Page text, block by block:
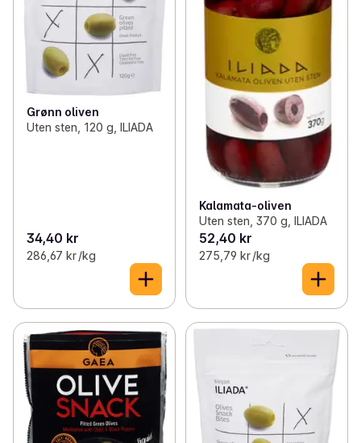
Grønn oliven
Uten sten, 120 g, ILIADA
34,40 kr
286,67 kr /kg
Kalamata-oliven
Uten sten, 370 g, ILIADA
52,40 kr
275,79 kr /kg